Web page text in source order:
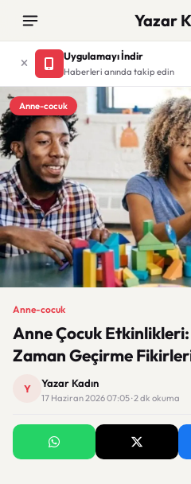
Yazar
Uygulamayı İndir
Haberleri anında takip edin
Anne-cocuk
Anne-cocuk
Anne Çocuk
Zaman Geçirme
Y Yazar Kadın
17 Haziran 2026 07:05 · 2 dk okuma